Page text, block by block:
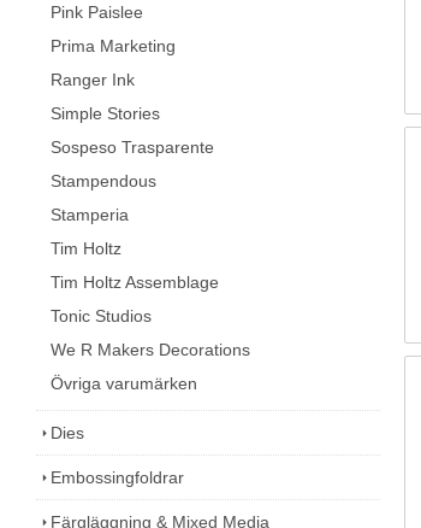
Pink Paislee
Prima Marketing
Ranger Ink
Simple Stories
Sospeso Trasparente
Stampendous
Stamperia
Tim Holtz
Tim Holtz Assemblage
Tonic Studios
We R Makers Decorations
Övriga varumärken
Dies
Embossingfoldrar
Färgläggning & Mixed Media